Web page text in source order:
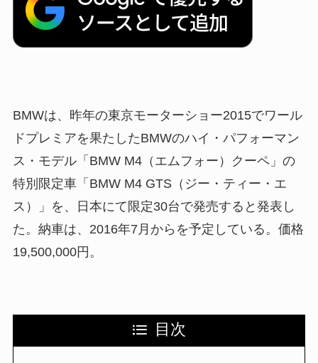
BMWは、昨年の東京モーターショー2015でワール
ドプレミアを果たしたBMWのハイ・パフォーマン
ス・モデル「BMW M4（エムフォー）クーペ」の
特別限定車「BMW M4 GTS（ジー・ティー・エ
ス）」を、日本にて限定30台で発売すると発表し
た。納車は、2016年7月からを予定している。価格
19,500,000円。
目次